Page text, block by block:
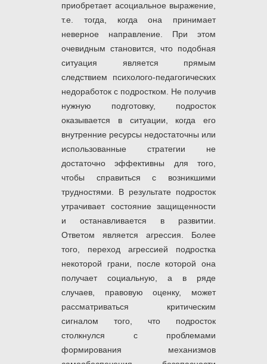
приобретает асоциальное выражение,
т.е. тогда, когда она принимает
неверное направление. При этом
очевидным становится, что подобная
ситуация является прямым
следствием психолого-педагогических
недоработок с подростком. Не получив
нужную подготовку, подросток
оказывается в ситуации, когда его
внутренние ресурсы недостаточны или
использованные стратегии не
достаточно эффективны для того,
чтобы справиться с возникшими
трудностями. В результате подросток
утрачивает состояние защищенности
и останавливается в развитии.
Ответом является агрессия. Более
того, переход агрессией подростка
некоторой грани, после которой она
получает социальную, а в ряде
случаев, правовую оценку, может
рассматриваться критическим
сигналом того, что подросток
столкнулся с проблемами
формирования механизмов